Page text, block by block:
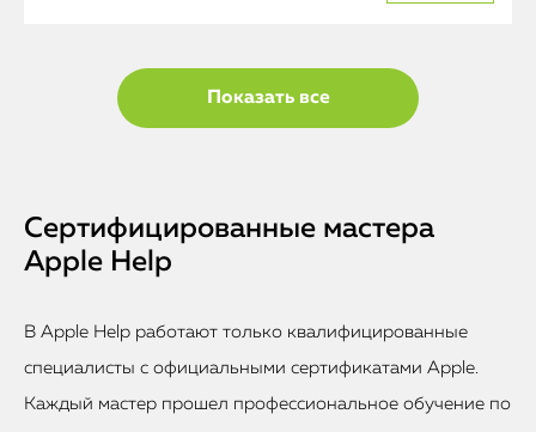
Показать все
Сертифицированные мастера
Apple Help
В Apple Help работают только квалифицированные
специалисты с официальными сертификатами Apple.
Каждый мастер прошел профессиональное обучение по